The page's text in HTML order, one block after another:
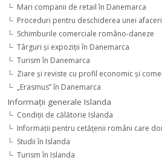
Mari companii de retail în Danemarca
Proceduri pentru deschiderea unei
Schimburile comerciale româno-daneze
Târguri şi expoziţii în Danemarca
Turism în Danemarca
Ziare şi reviste cu profil economic şi
„Erasmus” în Danemarca
Informaţii generale Islanda
Condiţii de călătorie Islanda
Informaţii pentru cetăţenii români care
Studii în Islanda
Turism în Islanda